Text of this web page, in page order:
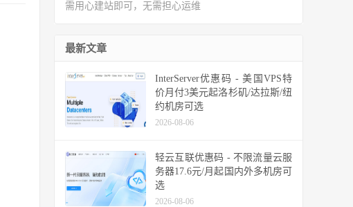
需用心建站即可，无需担心运维
最新文章
InterServer优惠码 - 美国VPS特
价月付3美元起洛杉矶/达拉斯/纽
约机房可选
2026-08-06
轻云互联优惠码 - 不限流量云服
务器17.6元/月起国内外多机房可
选
2026-08-06